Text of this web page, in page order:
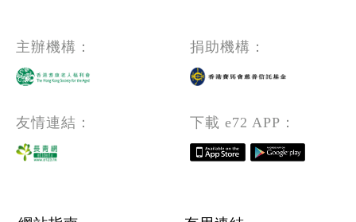
主辦機構： 捐助機構：
友情連結： 下載 e72 APP：